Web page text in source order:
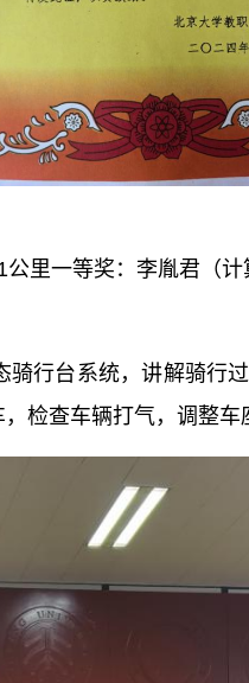
公里一等奖：李胤君（计
台系统，讲解骑行
检查车辆打气，调整车